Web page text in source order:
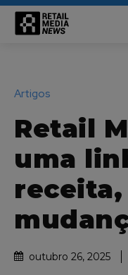
Artigos
Retail
uma
receita,
outubro 26, 2025